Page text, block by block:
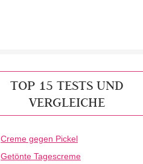
TOP 15 TESTS UND
VERGLEICHE
Creme gegen Pickel
Getönte Tagescreme